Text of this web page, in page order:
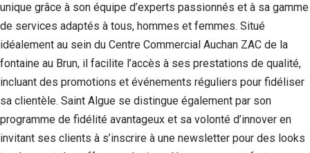
unique grâce à son équipe d’experts passionnés et à sa gamme
de services adaptés à tous, hommes et femmes. Situé
idéalement au sein du Centre Commercial Auchan ZAC de la
fontaine au Brun, il facilite l’accès à ses prestations de qualité,
incluant des promotions et événements réguliers pour fidéliser
sa clientèle. Saint Algue se distingue également par son
programme de fidélité avantageux et sa volonté d’innover en
invitant ses clients à s’inscrire à une newsletter pour des looks